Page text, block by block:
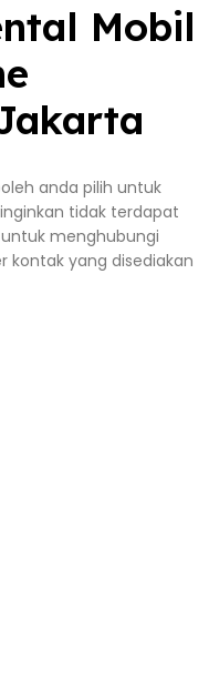
Mobil
anda pilih untuk
tidak terdapat
menghubungi
yang disediakan